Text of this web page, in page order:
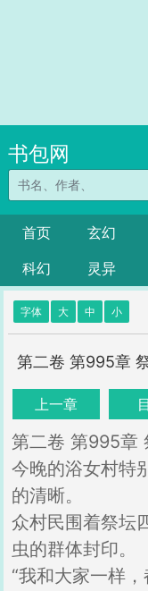
书包网
首页 玄幻
科幻
灵异
字体 大 中 小
第二卷 第995章
上一章
第二卷 第995章
今晚的浴女村特
的清晰。
众村民围着祭坛
虫的群体封印。
“我和大家一样